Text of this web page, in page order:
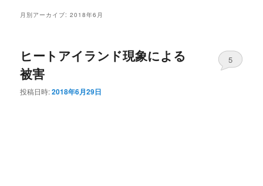
月別アーカイブ:2018年6月
ヒートアイランド現象による
被害
投稿日時:2018年6月29日
5